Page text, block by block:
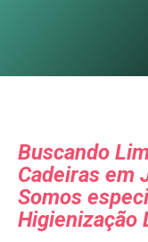
Buscando
Cadeiras em
Somos
Higienização